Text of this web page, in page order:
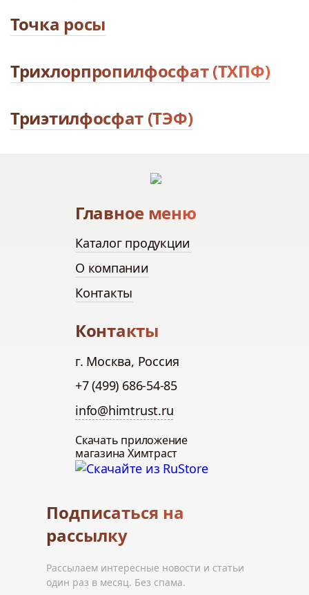
Точка росы
Трихлорпропилфосфат (ТХПФ)
Триэтилфосфат (ТЭФ)
Главное меню
Каталог продукции
О компании
Контакты
Контакты
г. Москва, Россия
+7 (499) 686-54-85
info@himtrust.ru
Скачать приложение
магазина Химтраст
Подписаться на
рассылку
Рассылаем интересные новости и статьи
один раз в месяц. Без спама.